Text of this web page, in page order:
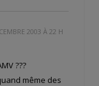
2003 À 22 H
???
même des